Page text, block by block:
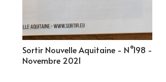
Sortir Nouvelle Aquitaine - N°198 -
Novembre 2021